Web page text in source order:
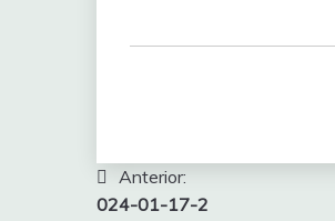
Navegación
Anterior:
024-01-17-2